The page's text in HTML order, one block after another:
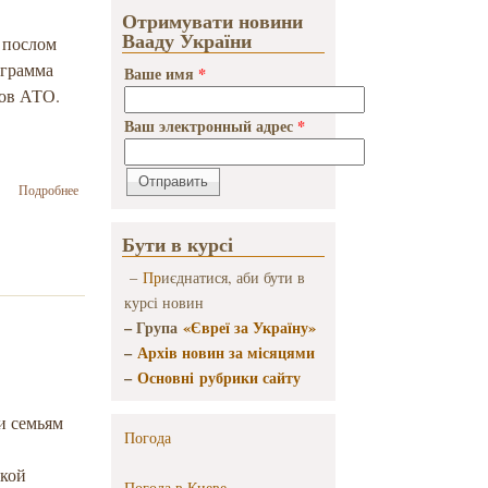
АТО.
Подробнеео Министр
Украины и
Государства
Израиль в
возможности
реабилитации
семьям
Отримувати новини
Вааду України
Ваше имя *
Ваш электронный адрес *
Бути в курсі
– Приєднатися, аби бути в
курсі новин
– Група «Євреї за Україну»
–Архів новин за місяцями
–Основні рубрики сайту
Погода